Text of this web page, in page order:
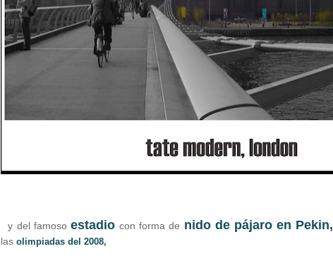
y del famoso estadiocon forma de nido de pájaro en Pekin,
las olimpiadas del 2008,